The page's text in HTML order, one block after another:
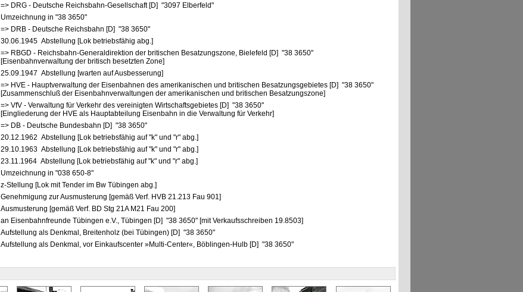
=> DRG - Deutsche Reichsbahn-Gesellschaft [D] "3097 Elberfeld"
Umzeichnung in "38 3650"
=> DRB - Deutsche Reichsbahn [D] "38 3650"
30.06.1945 Abstellung [Lok betriebsfähig abg.]
=> RBGD - Reichsbahn-Generaldirektion der britischen Besatzungszone, Bielefeld [D] "38 3650"
[Eisenbahnverwaltung der britisch besetzten Zone]
25.09.1947 Abstellung [warten auf Ausbesserung]
=> HVE - Hauptverwaltung der Eisenbahnen des amerikanischen und britischen Besatzungsgebietes [D] "38 3650"
[Zusammenschluß der Eisenbahnverwaltungen der amerikanischen und britischen Besatzungszone]
=> VfV - Verwaltung für Verkehr des vereinigten Wirtschaftsgebietes [D] "38 3650"
[Eingliederung der HVE als Hauptabteilung Eisenbahn in die Verwaltung für Verkehr]
=> DB - Deutsche Bundesbahn [D] "38 3650"
20.12.1962 Abstellung [Lok betriebsfähig auf "k" und "r" abg.]
29.10.1963 Abstellung [Lok betriebsfähig auf "k" und "r" abg.]
23.11.1964 Abstellung [Lok betriebsfähig auf "k" und "r" abg.]
Umzeichnung in "038 650-8"
z-Stellung [Lok mit Tender im Bw Tübingen abg.]
Genehmigung zur Ausmusterung [gemäß Verf. HVB 21.213 Fau 901]
Ausmusterung [gemäß Verf. BD Stg 21A M21 Fau 200]
an Eisenbahnfreunde Tübingen e.V., Tübingen [D] "38 3650" [mit Verkaufsschreiben 19.8503]
Aufstellung als Denkmal, Breitenholz (bei Tübingen) [D] "38 3650"
Aufstellung als Denkmal, vor Einkaufscenter »Multi-Center«, Böblingen-Hulb [D] "38 3650"